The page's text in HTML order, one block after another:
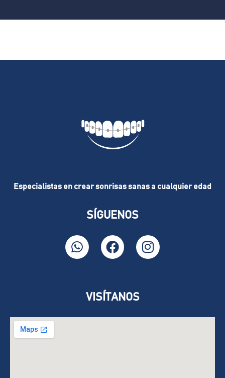
Especialistas en crear sonrisas sanas a cualquier edad
SÍGUENOS
VISÍTANOS